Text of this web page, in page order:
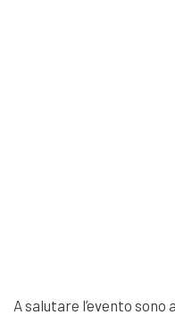
A salutare l’evento